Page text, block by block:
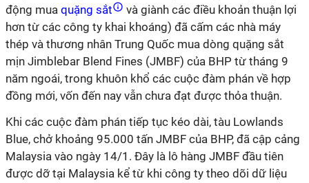
động mua quặng sắt
và giành các điều khoản thuận lợi
hơn từ các công ty khai khoáng) đã cấm các nhà máy
thép và thương nhân Trung Quốc mua dòng quặng sắt
mịn Jimblebar Blend Fines (JMBF) của BHP từ tháng 9
năm ngoái, trong khuôn khổ các cuộc đàm phán về hợp
đồng mới, vốn đến nay vẫn chưa đạt được thỏa thuận.
Khi các cuộc đàm phán tiếp tục kéo dài, tàu Lowlands
Blue, chở khoảng 95.000 tấn JMBF của BHP, đã cập cảng
Malaysia vào ngày 14/1. Đây là lô hàng JMBF đầu tiên
được dỡ tại Malaysia kể từ khi công ty theo dõi dữ liệu